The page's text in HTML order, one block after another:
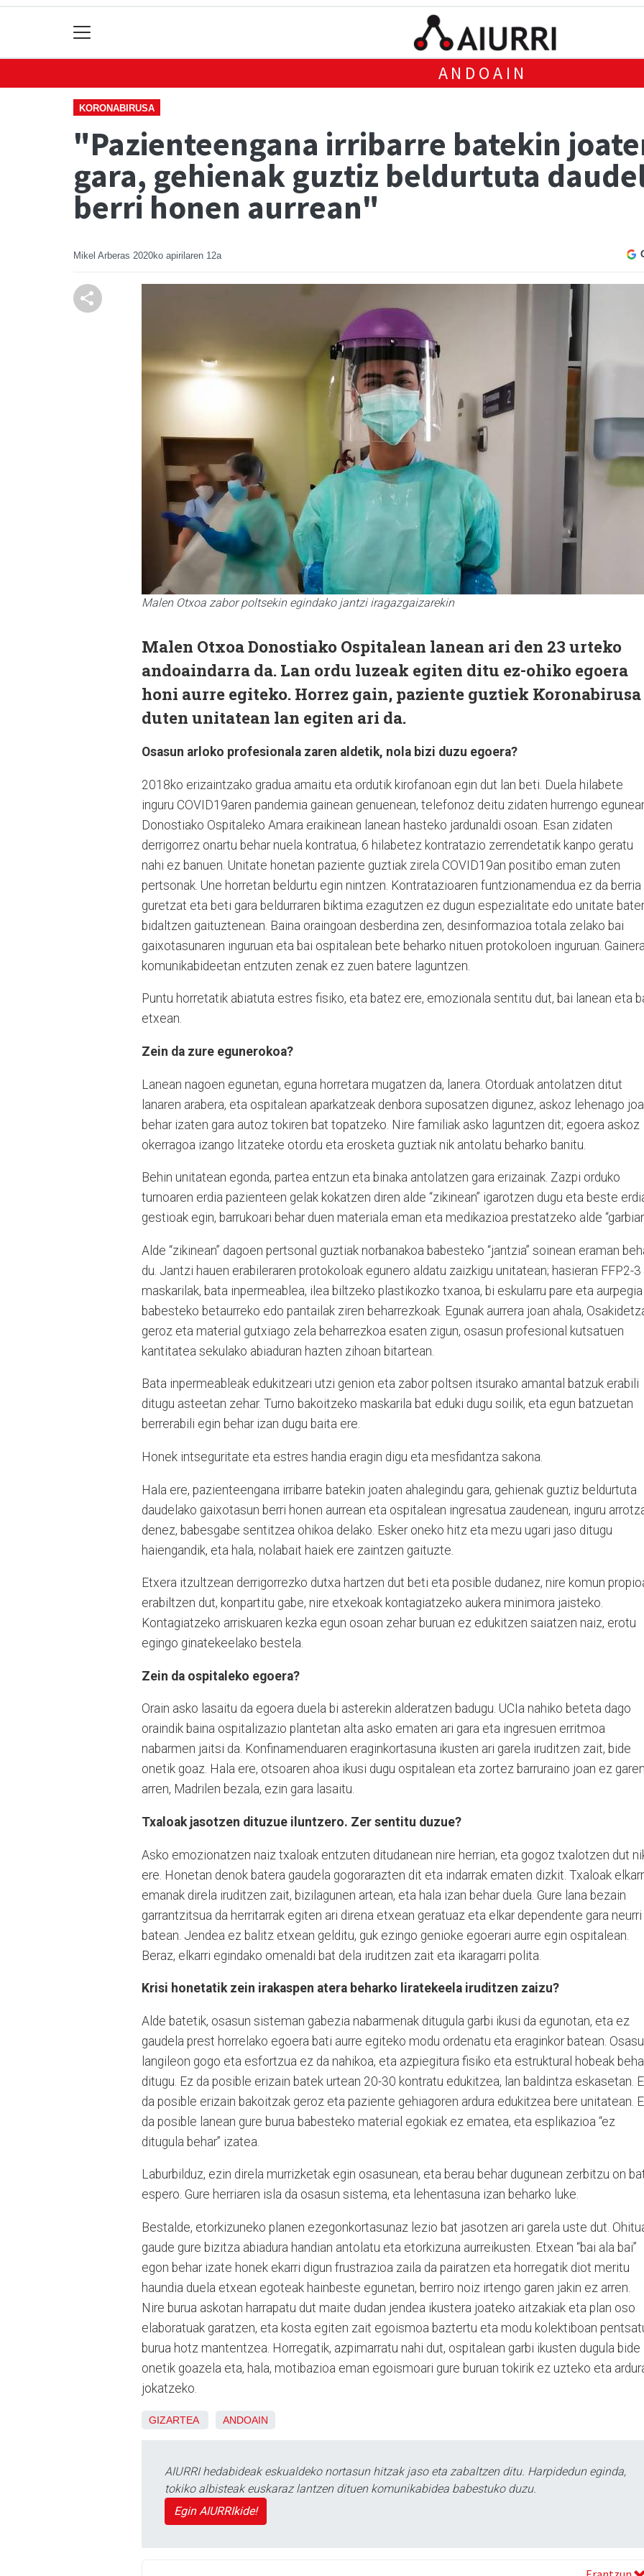
ANDOAIN
KORONABIRUSA
"Pazienteengana irribarre batekin
gara, gehienak guztiz beldurtuta
berri honen aurrean"
Mikel Arberas 2020ko apirilaren 12a
Malen Otxoa zabor poltsekin egindako jantzi iragazgaizarekin
Malen Otxoa Donostiako Ospitalean lanean ari den 23 urteko
andoaindarra da. Lan ordu luzeak egiten ditu ez-ohiko egoera
honi aurre egiteko. Horrez gain, paziente guztiek Koronabirusa
duten unitatean lan egiten ari da.
Osasun arloko profesionala zaren aldetik, nola bizi duzu egoera?
2018ko erizaintzako gradua amaitu eta ordutik kirofanoan egin dut lan beti. Duela hilabete
inguru COVID19aren pandemia gainean genuenean, telefonoz deitu zidaten hurrengo
Donostiako Ospitaleko Amara eraikinean lanean hasteko jardunaldi osoan. Esan zidaten
derrigorrez onartu behar nuela kontratua, 6 hilabetez kontratazio zerrendetatik kanpo geratu
nahi ez banuen. Unitate honetan paziente guztiak zirela COVID19an positibo eman zuten
pertsonak. Une horretan beldurtu egin nintzen. Kontratazioaren funtzionamendua ez da berria
guretzat eta beti gara beldurraren biktima ezagutzen ez dugun espezialitate edo unitate
bidaltzen gaituztenean. Baina oraingoan desberdina zen, desinformazioa totala zelako bai
gaixotasunaren inguruan eta bai ospitalean bete beharko nituen protokoloen inguruan. Gainera
komunikabideetan entzuten zenak ez zuen batere laguntzen.
Puntu horretatik abiatuta estres fisiko, eta batez ere, emozionala sentitu dut, bai lanean eta
etxean.
Zein da zure egunerokoa?
Lanean nagoen egunetan, eguna horretara mugatzen da, lanera. Otorduak antolatzen ditut
lanaren arabera, eta ospitalean aparkatzeak denbora suposatzen digunez, askoz lehenago
behar izaten gara autoz tokiren bat topatzeko. Nire familiak asko laguntzen dit; egoera askoz
okerragoa izango litzateke otordu eta erosketa guztiak nik antolatu beharko banitu.
Behin unitatean egonda, partea entzun eta binaka antolatzen gara erizainak. Zazpi orduko
turnoaren erdia pazienteen gelak kokatzen diren alde “zikinean” igarotzen dugu eta beste
gestioak egin, barrukoari behar duen materiala eman eta medikazioa prestatzeko alde
Alde “zikinean” dagoen pertsonal guztiak norbanakoa babesteko “jantzia” soinean eraman
du. Jantzi hauen erabileraren protokoloak egunero aldatu zaizkigu unitatean; hasieran FFP2-3
maskarilak, bata inpermeablea, ilea biltzeko plastikozko txanoa, bi eskularru pare eta aurpegia
babesteko betaurreko edo pantailak ziren beharrezkoak. Egunak aurrera joan ahala,
geroz eta material gutxiago zela beharrezkoa esaten zigun, osasun profesional kutsatuen
kantitatea sekulako abiaduran hazten zihoan bitartean.
Bata inpermeableak edukitzeari utzi genion eta zabor poltsen itsurako amantal batzuk erabili
ditugu asteetan zehar. Turno bakoitzeko maskarila bat eduki dugu soilik, eta egun batzuetan
berrerabili egin behar izan dugu baita ere.
Honek intseguritate eta estres handia eragin digu eta mesfidantza sakona.
Hala ere, pazienteengana irribarre batekin joaten ahalegindu gara, gehienak guztiz beldurtuta
daudelako gaixotasun berri honen aurrean eta ospitalean ingresatua zaudenean, inguru
denez, babesgabe sentitzea ohikoa delako. Esker oneko hitz eta mezu ugari jaso ditugu
haiengandik, eta hala, nolabait haiek ere zaintzen gaituzte.
Etxera itzultzean derrigorrezko dutxa hartzen dut beti eta posible dudanez, nire komun
erabiltzen dut, konpartitu gabe, nire etxekoak kontagiatzeko aukera minimora jaisteko.
Kontagiatzeko arriskuaren kezka egun osoan zehar buruan ez edukitzen saiatzen naiz, erotu
egingo ginatekeelako bestela.
Zein da ospitaleko egoera?
Orain asko lasaitu da egoera duela bi asterekin alderatzen badugu. UCIa nahiko beteta dago
oraindik baina ospitalizazio plantetan alta asko ematen ari gara eta ingresuen erritmoa
nabarmen jaitsi da. Konfinamenduaren eraginkortasuna ikusten ari garela iruditzen zait, bide
onetik goaz. Hala ere, otsoaren ahoa ikusi dugu ospitalean eta zortez barruraino joan ez garen
arren, Madrilen bezala, ezin gara lasaitu.
Txaloak jasotzen dituzue iluntzero. Zer sentitu duzue?
Asko emozionatzen naiz txaloak entzuten ditudanean nire herrian, eta gogoz txalotzen dut
ere. Honetan denok batera gaudela gogorarazten dit eta indarrak ematen dizkit. Txaloak
emanak direla iruditzen zait, bizilagunen artean, eta hala izan behar duela. Gure lana bezain
garrantzitsua da herritarrak egiten ari direna etxean geratuaz eta elkar dependente gara neurri
batean. Jendea ez balitz etxean gelditu, guk ezingo genioke egoerari aurre egin ospitalean.
Beraz, elkarri egindako omenaldi bat dela iruditzen zait eta ikaragarri polita.
Krisi honetatik zein irakaspen atera beharko liratekeela iruditzen zaizu?
Alde batetik, osasun sisteman gabezia nabarmenak ditugula garbi ikusi da egunotan, eta ez
gaudela prest horrelako egoera bati aurre egiteko modu ordenatu eta eraginkor batean.
langileon gogo eta esfortzua ez da nahikoa, eta azpiegitura fisiko eta estruktural hobeak
ditugu. Ez da posible erizain batek urtean 20-30 kontratu edukitzea, lan baldintza eskasetan.
da posible erizain bakoitzak geroz eta paziente gehiagoren ardura edukitzea bere unitatean.
da posible lanean gure burua babesteko material egokiak ez ematea, eta esplikazioa “ez
ditugula behar” izatea.
Laburbilduz, ezin direla murrizketak egin osasunean, eta berau behar dugunean zerbitzu on
espero. Gure herriaren isla da osasun sistema, eta lehentasuna izan beharko luke.
Bestalde, etorkizuneko planen ezegonkortasunaz lezio bat jasotzen ari garela uste dut.
gaude gure bizitza abiadura handian antolatu eta etorkizuna aurreikusten. Etxean “bai ala bai”
egon behar izate honek ekarri digun frustrazioa zaila da pairatzen eta horregatik diot meritu
haundia duela etxean egoteak hainbeste egunetan, berriro noiz irtengo garen jakin ez arren.
Nire burua askotan harrapatu dut maite dudan jendea ikustera joateko aitzakiak eta plan oso
elaboratuak garatzen, eta kosta egiten zait egoismoa baztertu eta modu kolektiboan
burua hotz mantentzea. Horregatik, azpimarratu nahi dut, ospitalean garbi ikusten dugula bide
onetik goazela eta, hala, motibazioa eman egoismoari gure buruan tokirik ez uzteko eta
jokatzeko.
GIZARTEA ANDOAIN
AIURRI hedabideak eskualdeko nortasun hitzak jaso eta zabaltzen ditu. Harpidedun eginda,
tokiko albisteak euskaraz lantzen dituen komunikabidea babestuko duzu.
Egin AIURRIkide!